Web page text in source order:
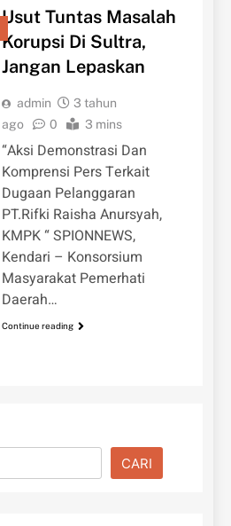
Usut Tuntas Masalah
Korupsi Di Sultra,
Jangan Lepaskan
admin
3 tahun
ago
0 3 mins
“Aksi Demonstrasi Dan
Komprensi Pers Terkait
Dugaan Pelanggaran
PT.Rifki Raisha Anursyah,
KMPK “ SPIONNEWS,
Kendari – Konsorsium
Masyarakat Pemerhati
Daerah…
Continue reading
CARI